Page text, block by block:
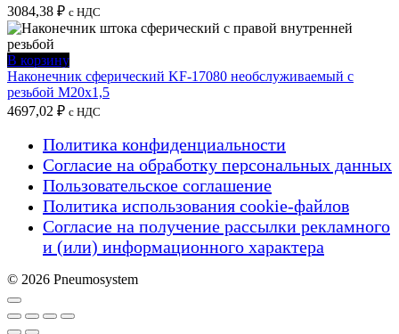
3084,38 ₽ с НДС
В корзину
Наконечник сферический KF-17080 необслуживаемый с
резьбой M20x1,5
4697,02 ₽ с НДС
Политика конфиденциальности
Согласие на обработку персональных данных
Пользовательское соглашение
Политика использования cookie-файлов
Согласие на получение рассылки рекламного
и (или) информационного характера
© 2026 Pneumosystem